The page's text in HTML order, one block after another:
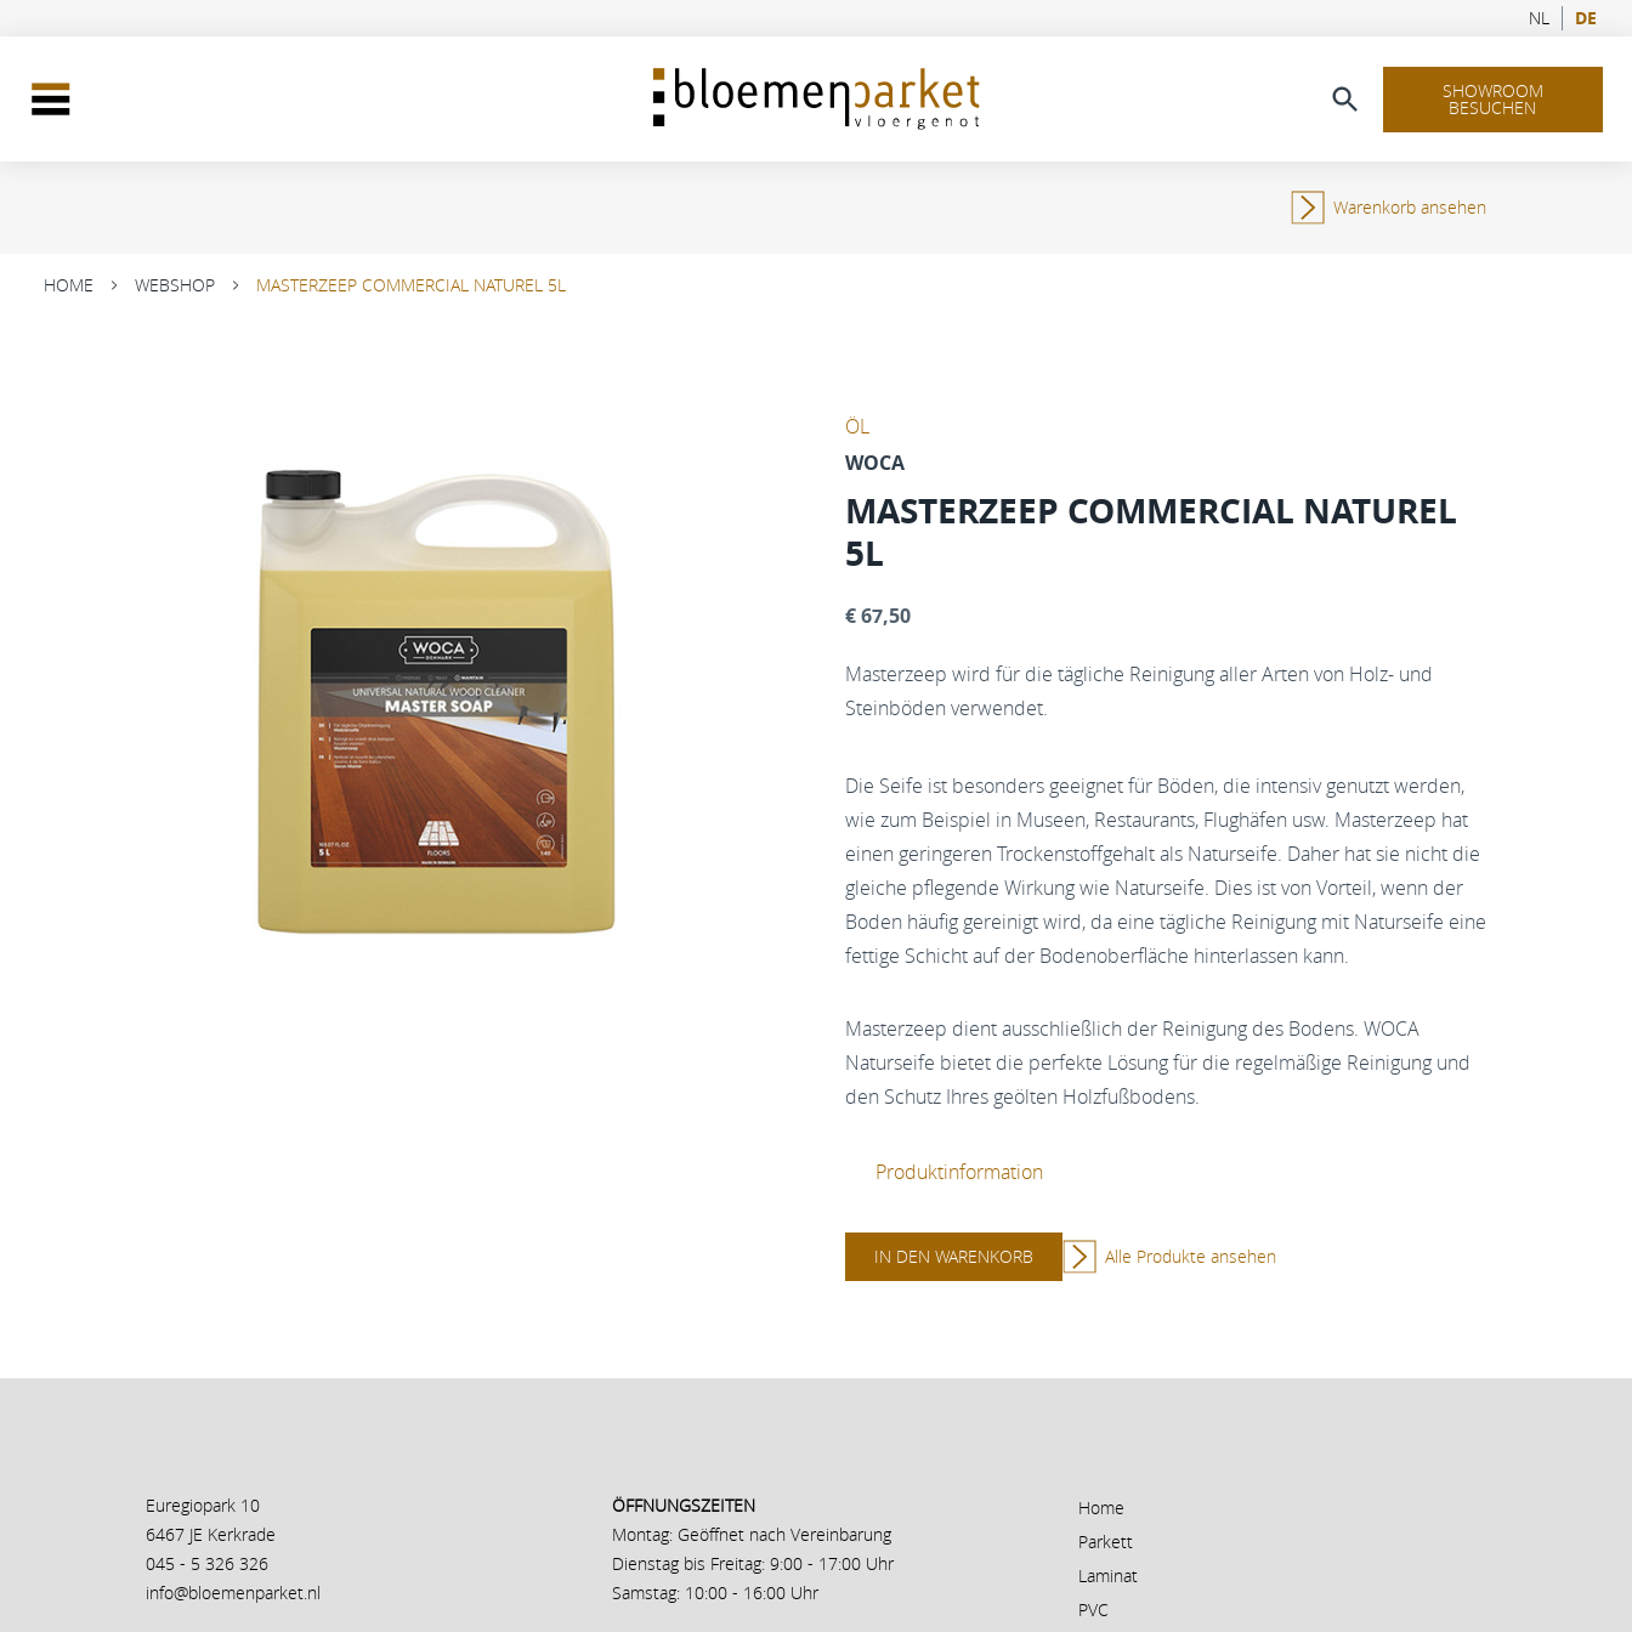
NL DE
SHOWROOM
BESUCHEN
Warenkorb ansehen
HOME WEBSHOP MASTERZEEP COMMERCIAL NATUREL 5L
ÖL
WOCA
MASTERZEEP COMMERCIAL NATUREL
5L
€ 67,50
Masterzeep wird für die tägliche Reinigung aller Arten von Holz- und
Steinböden verwendet.
Die Seife ist besonders geeignet für Böden, die intensiv genutzt werden,
wie zum Beispiel in Museen, Restaurants, Flughäfen usw. Masterzeep hat
einen geringeren Trockenstoffgehalt als Naturseife. Daher hat sie nicht die
gleiche pflegende Wirkung wie Naturseife. Dies ist von Vorteil, wenn der
Boden häufig gereinigt wird, da eine tägliche Reinigung mit Naturseife eine
fettige Schicht auf der Bodenoberfläche hinterlassen kann.
Masterzeep dient ausschließlich der Reinigung des Bodens. WOCA
Naturseife bietet die perfekte Lösung für die regelmäßige Reinigung und
den Schutz Ihres geölten Holzfußbodens.
Produktinformation
IN DEN WARENKORB Alle Produkte ansehen
Euregiopark 10
6467 JE Kerkrade
045 - 5 326 326
info@bloemenparket.nl
ÖFFNUNGSZEITEN
Montag: Geöffnet nach Vereinbarung
Dienstag bis Freitag: 9:00 - 17:00 Uhr
Samstag: 10:00 - 16:00 Uhr
Home
Parkett
Laminat
PVC